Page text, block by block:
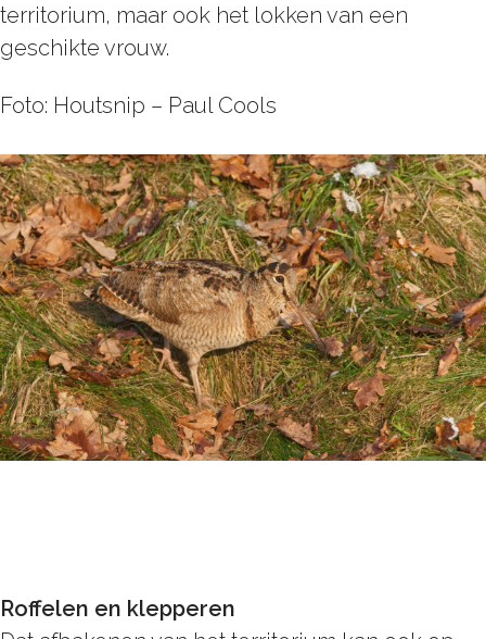
territorium, maar ook het lokken van een
geschikte vrouw.
Foto: Houtsnip – Paul Cools
Roffelen en klepperen